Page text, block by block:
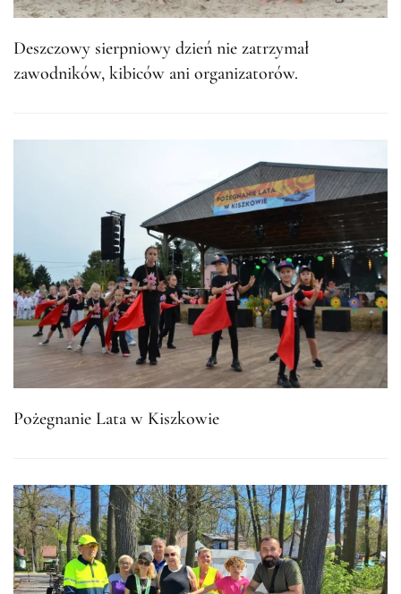
Deszczowy sierpniowy dzień nie zatrzymał
zawodników, kibiców ani organizatorów.
Pożegnanie Lata w Kiszkowie